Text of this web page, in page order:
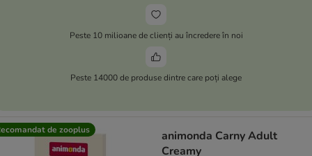
Peste 10 milioane de clienți au încredere în noi
Peste 14000 de produse dintre care poți alege
de zooplus
animonda Carny Adult
Creamy